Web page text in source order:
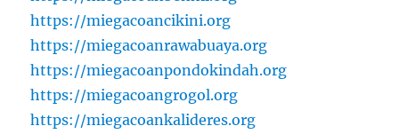
https://miegacoancikini.org
https://miegacoanrawabuaya.org
https://miegacoanpondokindah.org
https://miegacoangrogol.org
https://miegacoankalideres.org